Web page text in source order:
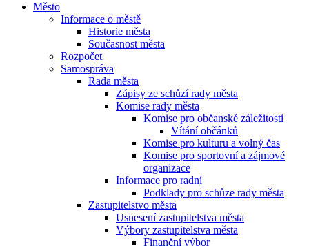
Město
Informace o městě
Historie města
Současnost města
Rozpočet
Samospráva
Rada města
Zápisy ze schůzí rady města
Komise rady města
Komise pro občanské záležitosti
Vítání občánků
Komise pro kulturu a volný čas
Komise pro sportovní a zájmové
organizace
Informace pro radní
Podklady pro schůze rady města
Zastupitelstvo města
Usnesení zastupitelstva města
Výbory zastupitelstva města
Finanční výbor